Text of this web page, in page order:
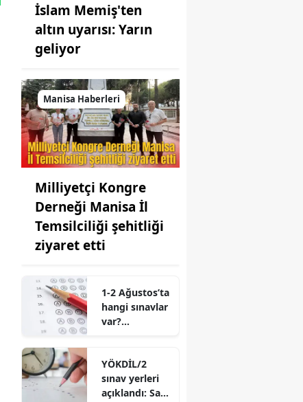
İslam Memiş'ten
altın uyarısı: Yarın
geliyor
Manisa Haberleri
Milliyetçi Kongre
Derneği Manisa İl
Temsilciliği şehitliği
ziyaret etti
1-2 Ağustos’ta
hangi sınavlar
var?
programı
açıklandı
YÖKDİL/2
sınav yerleri
açıklandı: Saat